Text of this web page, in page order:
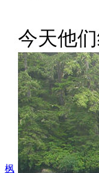
枫
今天他